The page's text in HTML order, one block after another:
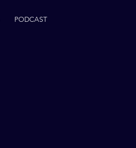
PODCAST